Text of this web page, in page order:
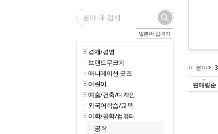
일본어 입력기
경제/경영
브랜드무크지
애니메이션 굿즈
어린이
예술/건축/디자인
외국어학습/교육
이학/공학/컴퓨터
공학
이 분야에
판매량순